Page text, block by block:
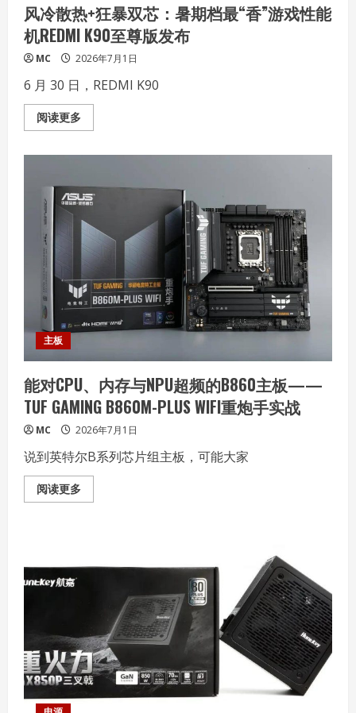
大
学
校
企
共
建
“AI+创
新
应
与
实
中
风冷散热+狂暴双芯：暑期档最“香”游戏性能
机REDMI K90至尊版发布
MC 2026年7月1日
6 月 30 日，REDMI K90
阅读更多Read
more
热
+狂
暴
双
芯：
暑
期
档
最
“香”
游
戏
能
机
K90
尊
版
发
布
主板
能对CPU、内存与NPU超频的B860主板——
TUF GAMING B860M-PLUS WIFI重炮手实战
MC 2026年7月1日
说到英特尔B系列芯片组主板，可能大家
阅读更多Read
more
存
B860
主
板
——
TUF
GAMING
B860M-